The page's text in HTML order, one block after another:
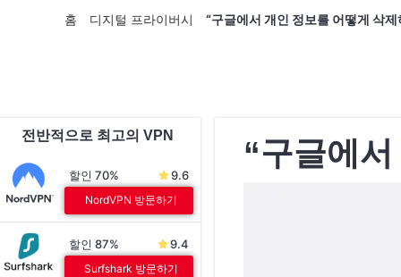
홈 디지털 프라이버시 “구글에서 개인 정보를 어떻게 삭제
전반적으로 최고의 VPN
할인 70% 9.6
NordVPN 방문하기
할인 87% 9.4
Surfshark 방문하기
“구글에